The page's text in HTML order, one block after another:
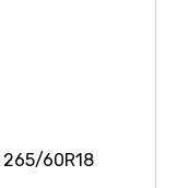
265/60R18